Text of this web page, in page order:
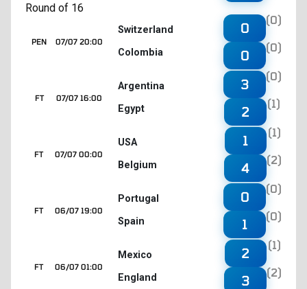
Round of 16
07/07 20:00
PEN
Switzerland
Colombia
0
(0)
0
(0)
07/07 16:00
FT
Argentina
Egypt
3
(0)
2
(1)
07/07 00:00
FT
USA
Belgium
1
(1)
4
(2)
06/07 19:00
FT
Portugal
Spain
0
(0)
1
(0)
06/07 01:00
FT
Mexico
England
2
(1)
3
(2)